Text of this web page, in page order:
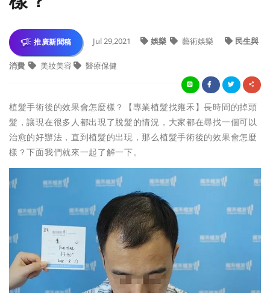
推廣新聞稿 Jul 29,2021 娛樂 藝術娛樂 民生與
消費 美妝美容 醫療保健
植髮手術後的效果會怎麼樣？【專業植髮找雍禾】長時間的掉頭
髮，讓現在很多人都出現了脫髮的情況，大家都在尋找一個可以
治愈的好辦法，直到植髮的出現，那么植髮手術後的效果會怎麼
樣？下面我們就來一起了解一下。